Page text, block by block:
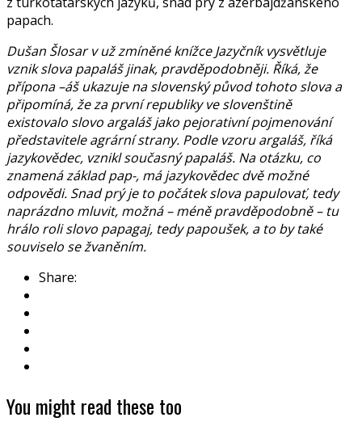
papach.
Dušan Šlosar v už zmíněné knížce Jazyčník vysvětluje
vznik slova papaláš jinak, pravděpodobněji. Říká, že
přípona –áš ukazuje na slovenský původ tohoto slova a
připomíná, že za první republiky ve slovenštině
existovalo slovo argaláš jako pejorativní pojmenování
představitele agrární strany. Podle vzoru argaláš, říká
jazykovědec, vznikl současný papaláš. Na otázku, co
znamená základ pap-, má jazykovědec dvě možné
odpovědi. Snad prý je to počátek slova papulovať, tedy
naprázdno mluvit, možná – méně pravděpodobně – tu
hrálo roli slovo papagaj, tedy papoušek, a to by také
souviselo se žvaněním.
Share:
You might read these too